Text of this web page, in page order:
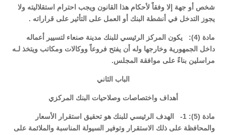
شخص أو جهة إلا وفقاً لأحكام هذا القانون ويجب احترام استقلاليته ولا
يجوز التدخل في أنشطة البنك أو العمل على التأثير على قراراته .
مادة (4): يكون المركز الرئيسي للبنك مدينة صنعاء لتسيير أعماله
داخل الجمهورية وخارجها وله أن يفتح فروعاً ووكالات ومكاتب ويتخذ لـه
مراسلين بناءً على موافقة المجلس.
الباب الثاني
أهداف واختصاصات وصلاحيات البنك المركزي
مادة (5): 1- الهدف الرئيسي للبنك هو تحقيق استقرار الأسعار
والمحافظة على ذلك الاستقرار وتوفير السيولة المناسبة والملائمة على